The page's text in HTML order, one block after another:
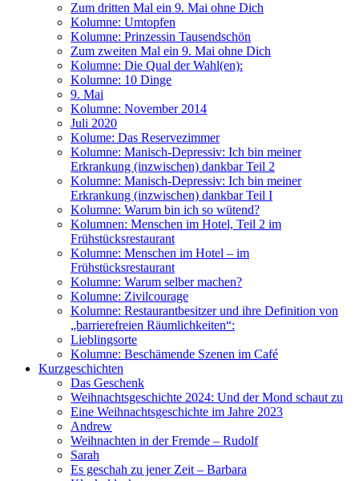
Zum dritten Mal ein 9. Mai ohne Dich
Kolumne: Umtopfen
Kolumne: Prinzessin Tausendschön
Zum zweiten Mal ein 9. Mai ohne Dich
Kolumne: Die Qual der Wahl(en):
Kolumne: 10 Dinge
9. Mai
Kolumne: November 2014
Juli 2020
Kolume: Das Reservezimmer
Kolumne: Manisch-Depressiv: Ich bin meiner
Erkrankung (inzwischen) dankbar Teil 2
Kolumne: Manisch-Depressiv: Ich bin meiner
Erkrankung (inzwischen) dankbar Teil I
Kolumne: Warum bin ich so wütend?
Kolumnen: Menschen im Hotel, Teil 2 im
Frühstücksrestaurant
Kolumne: Menschen im Hotel – im
Frühstücksrestaurant
Kolumne: Warum selber machen?
Kolumne: Zivilcourage
Kolumne: Restaurantbesitzer und ihre Definition von
„barrierefreien Räumlichkeiten“:
Lieblingsorte
Kolumne: Beschämende Szenen im Café
Kurzgeschichten
Das Geschenk
Weihnachtsgeschichte 2024: Und der Mond schaut zu
Eine Weihnachtsgeschichte im Jahre 2023
Andrew
Weihnachten in der Fremde – Rudolf
Sarah
Es geschah zu jener Zeit – Barbara